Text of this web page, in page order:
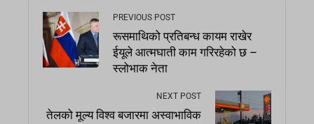
PREVIOUS POST
रूसमाथिको प्रतिबन्ध कायम राखेर
ईयूले आत्मघाती काम गरिरहेको छ –
स्लोभाक नेता
NEXT POST
तेलको मूल्य विश्व बजारमा अस्वाभाविक